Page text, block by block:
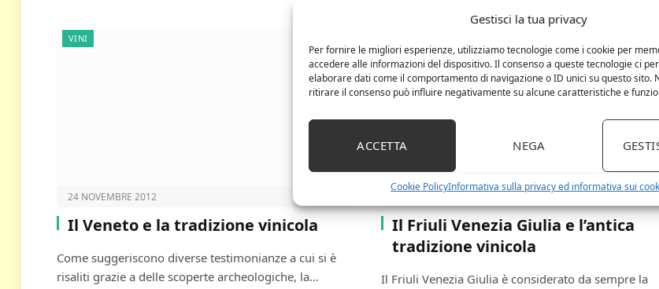
Gestisci la tua privacy
Per fornire le migliori esperienze, utilizziamo tecnologie come i cookie per
accedere alle informazioni del dispositivo. Il consenso a queste tecnologie ci
elaborare dati come il comportamento di navigazione o ID unici su questo sito.
ritirare il consenso può influire negativamente su alcune caratteristiche e
ACCETTA NEGA
Cookie PolicyInformativa sulla privacy ed informativa sui
VINI
24 NOVEMBRE 2012
Il Veneto e la tradizione vinicola
Come suggeriscono diverse testimonianze a cui si è
risaliti grazie a delle scoperte archeologiche, la…
24 NOVEMBRE 2012
Il Friuli Venezia Giulia e l’antica
tradizione vinicola
Il Friuli Venezia Giulia è considerato da sempre la